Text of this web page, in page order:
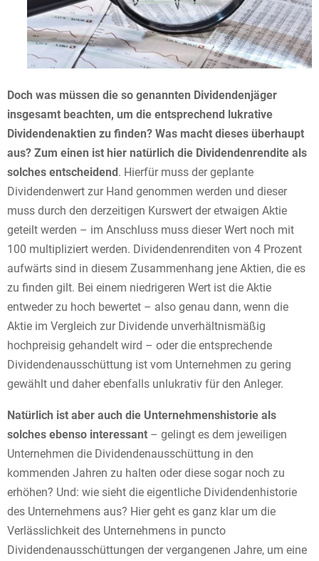
Doch was müssen die so genannten Dividendenjäger
insgesamt beachten, um die entsprechend lukrative
Dividendenaktien zu finden? Was macht dieses überhaupt
aus? Zum einen ist hier natürlich die Dividendenrendite als
solches entscheidend. Hierfür muss der geplante
Dividendenwert zur Hand genommen werden und dieser
muss durch den derzeitigen Kurswert der etwaigen Aktie
geteilt werden – im Anschluss muss dieser Wert noch mit
100 multipliziert werden. Dividendenrenditen von 4 Prozent
aufwärts sind in diesem Zusammenhang jene Aktien, die es
zu finden gilt. Bei einem niedrigeren Wert ist die Aktie
entweder zu hoch bewertet – also genau dann, wenn die
Aktie im Vergleich zur Dividende unverhältnismäßig
hochpreisig gehandelt wird – oder die entsprechende
Dividendenausschüttung ist vom Unternehmen zu gering
gewählt und daher ebenfalls unlukrativ für den Anleger.
Natürlich ist aber auch die Unternehmenshistorie als
solches ebenso interessant – gelingt es dem jeweiligen
Unternehmen die Dividendenausschüttung in den
kommenden Jahren zu halten oder diese sogar noch zu
erhöhen? Und: wie sieht die eigentliche Dividendenhistorie
des Unternehmens aus? Hier geht es ganz klar um die
Verlässlichkeit des Unternehmens in puncto
Dividendenausschüttungen der vergangenen Jahre, um eine